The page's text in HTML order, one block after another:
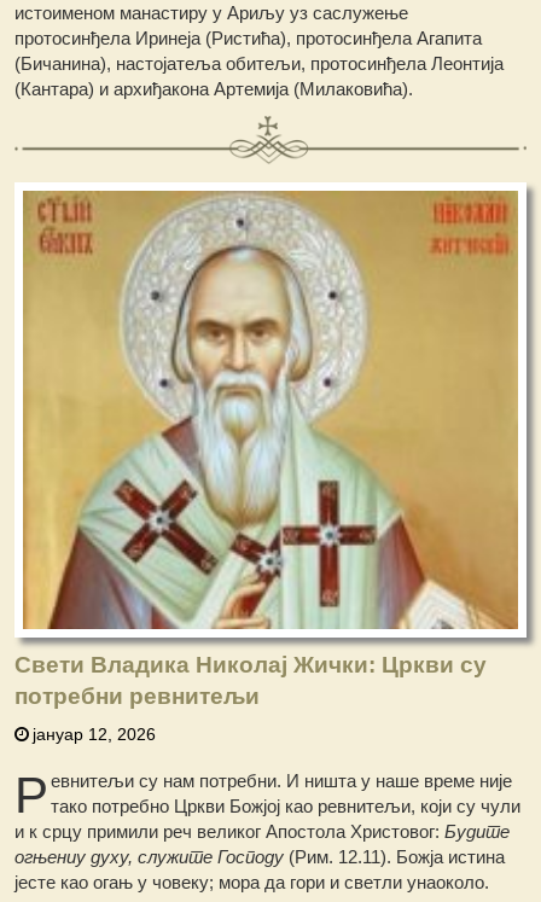
истоименом манастиру у Ариљу уз саслужење
протосинђела Иринеја (Ристића), протосинђела Агапита
(Бичанина), настојатеља обитељи, протосинђела Леонтија
(Кантара) и архиђакона Артемија (Милаковића).
Свети Владика Николај Жички: Цркви су
потребни ревнитељи
јануар 12, 2026
Р евнитељи су нам потребни. И ништа у наше време није
тако потребно Цркви Божјој као ревнитељи, који су чули
и к срцу примили реч великог Апостола Христовог:Будите
огњениу духу, служите Господу (Рим. 12.11). Божја истина
јесте као огањ у човеку; мора да гори и светли унаоколо.